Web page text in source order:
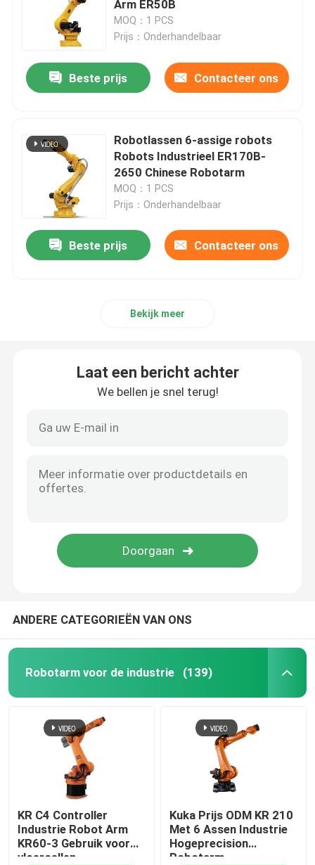
Kawasaki Robotarm
Robot Lineair Spoor
Arm ER50B
MOQ：1 PCS
Prijs：Onderhandelbaar
Beste prijs Contacteer ons
Robotlassen 6-assige robots
Robots Industrieel ER170B-
2650 Chinese Robotarm
MOQ：1 PCS
Prijs：Onderhandelbaar
Beste prijs Contacteer ons
Bekijk meer
Laat een bericht achter
We bellen je snel terug!
ANDERE CATEGORIEËN VAN ONS
Robotarm voor de industrie (139)
KR C4 Controller
Industrie Robot Arm
KR60-3 Gebruik voor
vloercellen
Kuka Prijs ODM KR 210
Met 6 Assen Industrie
Hogeprecision
Robotarm